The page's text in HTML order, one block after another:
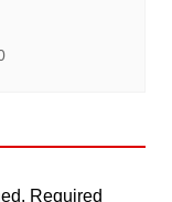
Required